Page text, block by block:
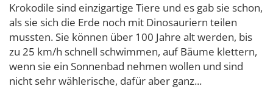
Krokodile sind einzigartige Tiere und es gab sie schon,
als sie sich die Erde noch mit Dinosauriern teilen
mussten. Sie können über 100 Jahre alt werden, bis
zu 25 km/h schnell schwimmen, auf Bäume klettern,
wenn sie ein Sonnenbad nehmen wollen und sind
nicht sehr wählerische, dafür aber ganz...